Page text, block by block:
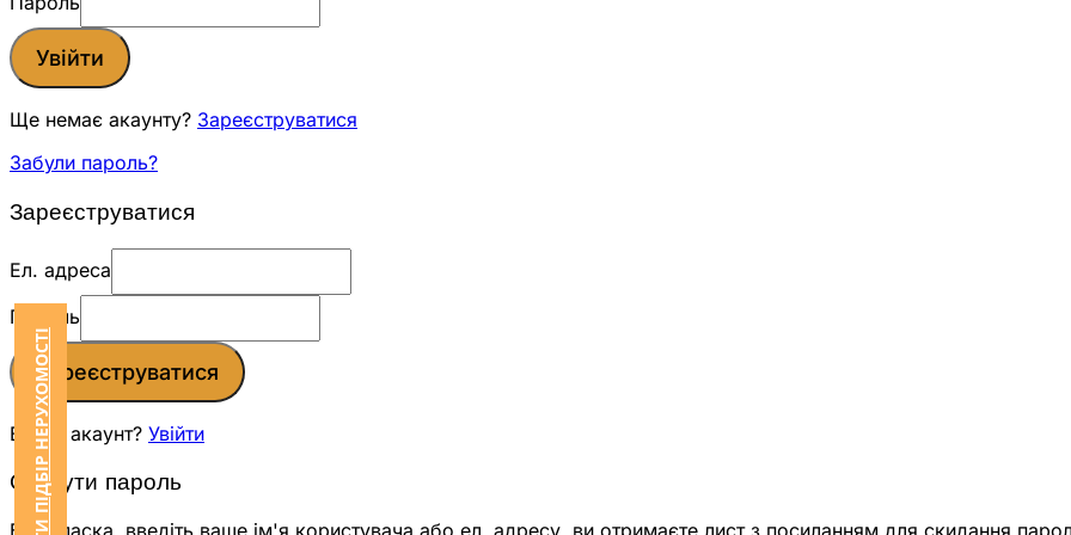
ЗАМОВИТИ ПІДБІР НЕРУХОМОСТІ
Увійти
Ще немає акаунту? Зареєструватися
Забули пароль?
Зареєструватися
Ел. адреса
Пароль
Зареєструватися
Вже є акаунт? Увійти
Скинути пароль
Будь ласка, введіть ваше ім'я користувача або ел. адресу, ви отримаєте лист з посиланням для скидання